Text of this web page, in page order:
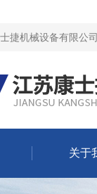
捷机械设备有限公
关于